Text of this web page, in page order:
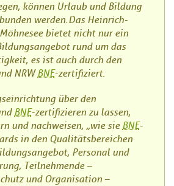
können Urlaub und Bildung
werden. Das Heinrich-
bietet nicht nur ein
rund um das
es ist auch durch den
NRWBNE-zertifiziert.
über den
BNE-zertifizieren zu lassen,
und nachweisen, „wie sie BNE-
in den Qualitätsbereichen
Personal und
Teilnehmende –
und Organisation –